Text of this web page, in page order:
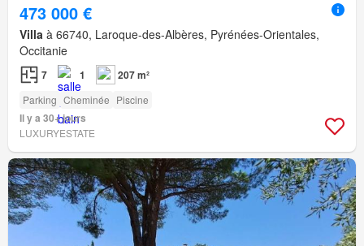
473 000 €
Villa à 66740, Laroque-des-Albères, Pyrénées-Orientales,
Occitanie
7 1 207 m²
Parking Cheminée Piscine
Il y a 30+ jours
LUXURYESTATE